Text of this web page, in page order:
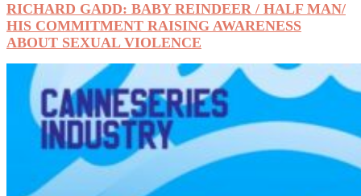
RICHARD GADD: BABY REINDEER / HALF MAN/
HIS COMMITMENT RAISING AWARENESS
ABOUT SEXUAL VIOLENCE